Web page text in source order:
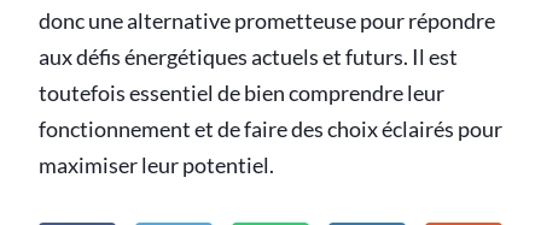
donc une alternative prometteuse pour répondre
aux défis énergétiques actuels et futurs. Il est
toutefois essentiel de bien comprendre leur
fonctionnement et de faire des choix éclairés pour
maximiser leur potentiel.